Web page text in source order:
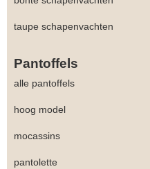
taupe schapenvachten
Pantoffels
alle pantoffels
hoog model
mocassins
pantolette